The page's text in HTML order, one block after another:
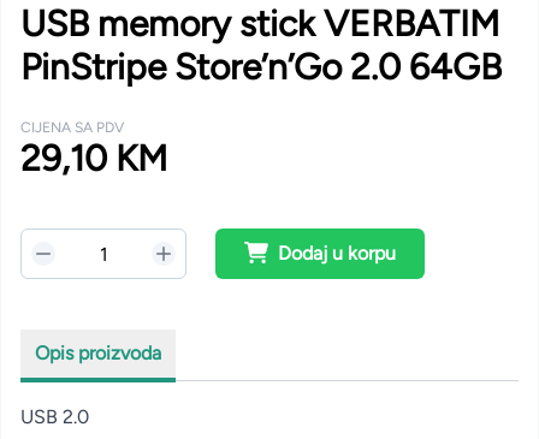
USB memory stick VERBATIM
PinStripe Store’n’Go 2.0 64GB
CIJENA SA PDV
29,10 KM
Dodaj u korpu
Opis proizvoda
USB 2.0